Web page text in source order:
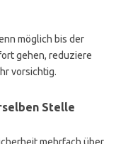
möglich bis der
gehen, reduziere
vorsichtig.
Stelle